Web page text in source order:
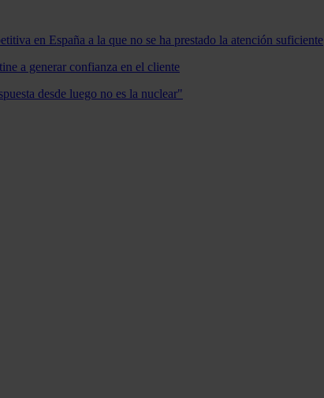
en España a la que no se ha prestado la atención suficiente
a generar confianza en el cliente
desde luego no es la nuclear"